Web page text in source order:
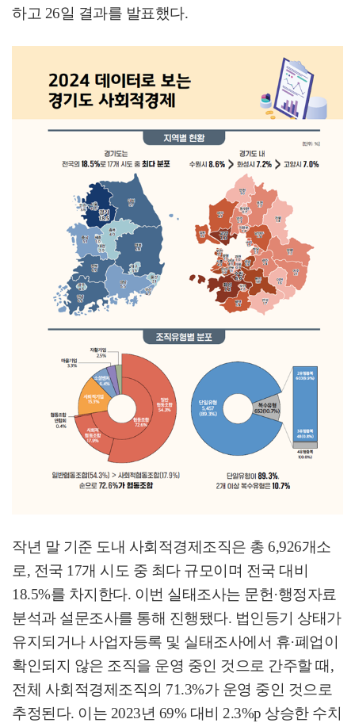
하고 26일 결과를 발표했다.
작년 말 기준 도내 사회적경제조직은 총 6,926개소
로, 전국 17개 시도 중 최다 규모이며 전국 대비
18.5%를 차지한다. 이번 실태조사는 문헌·행정자료
분석과 설문조사를 통해 진행됐다. 법인등기 상태가
유지되거나 사업자등록 및 실태조사에서 휴·폐업이
확인되지 않은 조직을 운영 중인 것으로 간주할 때 ,
전체 사회적경제조직의 71.3%가 운영 중인 것으로
추정된다. 이는 2023년 69% 대비 2.3%p 상승한 수치